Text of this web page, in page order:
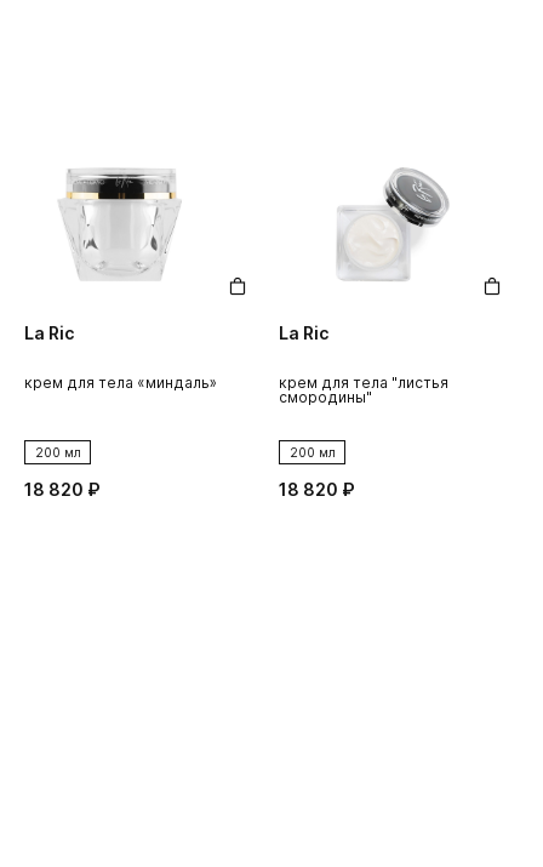
La Ric
крем для тела «миндаль»
200 мл
18 820 ₽
La Ric
крем для тела "листья
смородины"
200 мл
18 820 ₽